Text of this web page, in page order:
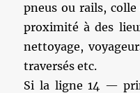
pneus ou rails, colle
proximité à des
nettoyage,
traversés etc.
Si la ligne 14 —